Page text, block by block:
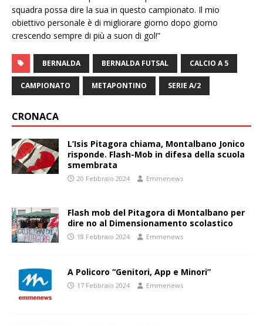
squadra possa dire la sua in questo campionato. Il mio
obiettivo personale è di migliorare giorno dopo giorno
crescendo sempre di più a suon di gol!”
BERNALDA BERNALDA FUTSAL CALCIO A 5
CAMPIONATO METAPONTINO SERIE A/2
CRONACA
L’Isis Pitagora chiama, Montalbano Jonico
risponde. Flash-Mob in difesa della scuola
smembrata
20 Febbraio 2024 Emmenews
Flash mob del Pitagora di Montalbano per
dire no al Dimensionamento scolastico
18 Febbraio 2024 Emmenews
A Policoro “Genitori, App e Minori”
17 Febbraio 2024 Emmenews